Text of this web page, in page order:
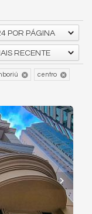
POR PÁGINA
RECENTE
centro